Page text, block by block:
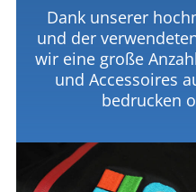
Dank unserer
und der
wir eine große
und Accessoires
bedrucken